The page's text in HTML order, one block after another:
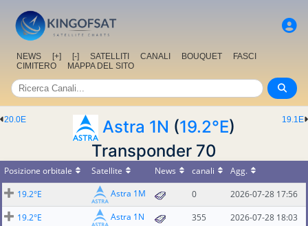
NEWS [+] [-] SATELLITI CANALI BOUQUET
FASCI
CIMITERO
MAPPA DEL SITO
19.1E
20.0E Astra 1N (19.2°E)
Transponder 70
Posizione orbitale Satellite News canali
Agg.
19.2°E
Astra 1M 0
2026-07-28 17:56
19.2°E
Astra 1N 355
2026-07-28 18:03